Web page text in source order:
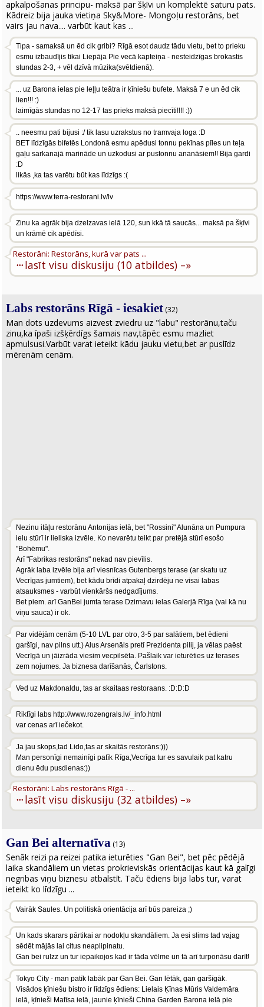
apkalpošanas principu- maksā par šķīvi un komplektē saturu pats.
Kādreiz bija jauka vietiņa Sky&More- Mongoļu restorāns, bet
vairs jau nava.... varbūt kaut kas ...
Tipa - samaksā un ēd cik gribi? Rīgā esot daudz tādu vietu, bet to prieku
esmu izbaudījis tikai Liepāja Pie vecā kapteiņa - nesteidzīgas brokastis
stundas 2-3, + vēl dzīvā mūzika(svētdienā).
... uz Barona ielas pie leļļu teātra ir ķīniešu bufete. Maksā 7 e un ēd cik
lien!!! :)
laimīgās stundas no 12-17 tas prieks maksā piecīti!!!! :))
.. neesmu pati bijusi :/ tik lasu uzrakstus no tramvaja loga :D
BET līdzīgās bifetēs Londonā esmu apēdusi tonnu pekīnas pīles un teļa
gaļu sarkanajā marināde un uzkodusi ar pustonnu ananāsiem!! Bija gardi
:D
likās ,ka tas varētu būt kas līdzīgs :(
https://www.terra-restorani.lv/lv
Zinu ka agrāk bija dzelzavas ielā 120, sun kkā tā saucās... maksā pa šķīvi
un krāmē cik apēdīsi.
···
Restorāni: Restorāns, kurā var pats ...
lasīt visu diskusiju (10 atbildes) –»
Labs restorāns Rīgā - iesakiet (32)
Man dots uzdevums aizvest zviedru uz "labu" restorānu,taču
zinu,ka īpaši izšķērdīgs šamais nav,tāpēc esmu mazliet
apmulsusi.Varbūt varat ieteikt kādu jauku vietu,bet ar puslīdz
mērenām cenām.
Nezinu itāļu restorānu Antonijas ielā, bet "Rossini" Alunāna un Pumpura
ielu stūrī ir lieliska izvēle. Ko nevarētu teikt par pretējā stūrī esošo
"Bohēmu".
Arī "Fabrikas restorāns" nekad nav pievīlis.
Agrāk laba izvēle bija arī viesnīcas Gutenbergs terase (ar skatu uz
Vecrīgas jumtiem), bet kādu brīdi atpakaļ dzirdēju ne visai labas
atsauksmes - varbūt vienkāršs nedgadījums.
Bet piem. arī GanBei jumta terase Dzirnavu ielas Galerjā Rīga (vai kā nu
viņu sauca) ir ok.
Par vidējām cenām (5-10 LVL par otro, 3-5 par salātiem, bet ēdieni
garšīgi, nav pilns utt.) Alus Arsenāls pretī Prezidenta pilij, ja vēlas paēst
Vecrīgā un jāizrāda viesim vecpilsēta. Pašlaik var ieturēties uz terases
zem nojumes. Ja biznesa darīšanās, Čarlstons.
Ved uz Makdonaldu, tas ar skaitaas restoraans. :D:D:D
Riktīgi labs http://www.rozengrals.lv/_info.html
var cenas arī iečekot.
Ja jau skops,tad Lido,tas ar skaitās restorāns:)))
Man personīgi nemainīgi patīk Rīga,Vecrīga tur es savulaik pat katru
dienu ēdu pusdienas:))
···
Restorāni: Labs restorāns Rīgā - ...
lasīt visu diskusiju (32 atbildes) –»
Gan Bei alternatīva (13)
Senāk reizi pa reizei patika ieturēties "Gan Bei", bet pēc pēdējā
laika skandāliem un vietas prokrieviskās orientācijas kaut kā galīgi
negribas viņu biznesu atbalstīt. Taču ēdiens bija labs tur, varat
ieteikt ko līdzīgu ...
Vairāk Saules. Un politiskā orientācija arī būs pareiza ;)
Un kads skarars pārtikai ar nodokļu skandāliem. Ja esi slims tad vajag
sēdēt mājās lai citus neaplipinatu.
Gan bei rulzz un tur iepaikojos kad ir tāda vēlme un tā arī turponāsu darīt!
Tokyo City - man patīk labāk par Gan Bei. Gan lētāk, gan garšīgāk.
Visādos ķīniešu bistro ir līdzīgs ēdiens: Lielais Ķīnas Mūris Valdemāra
ielā, ķīnieši Matīsa ielā, jaunie ķīnieši China Garden Barona ielā pie